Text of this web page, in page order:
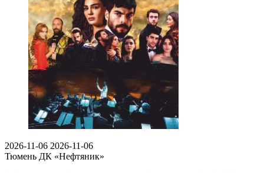
2026-11-06 2026-11-06
Тюмень ДК «Нефтяник»